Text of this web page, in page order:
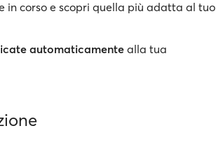
in corso e scopri quella più adatta al tuo
automaticamentealla tua